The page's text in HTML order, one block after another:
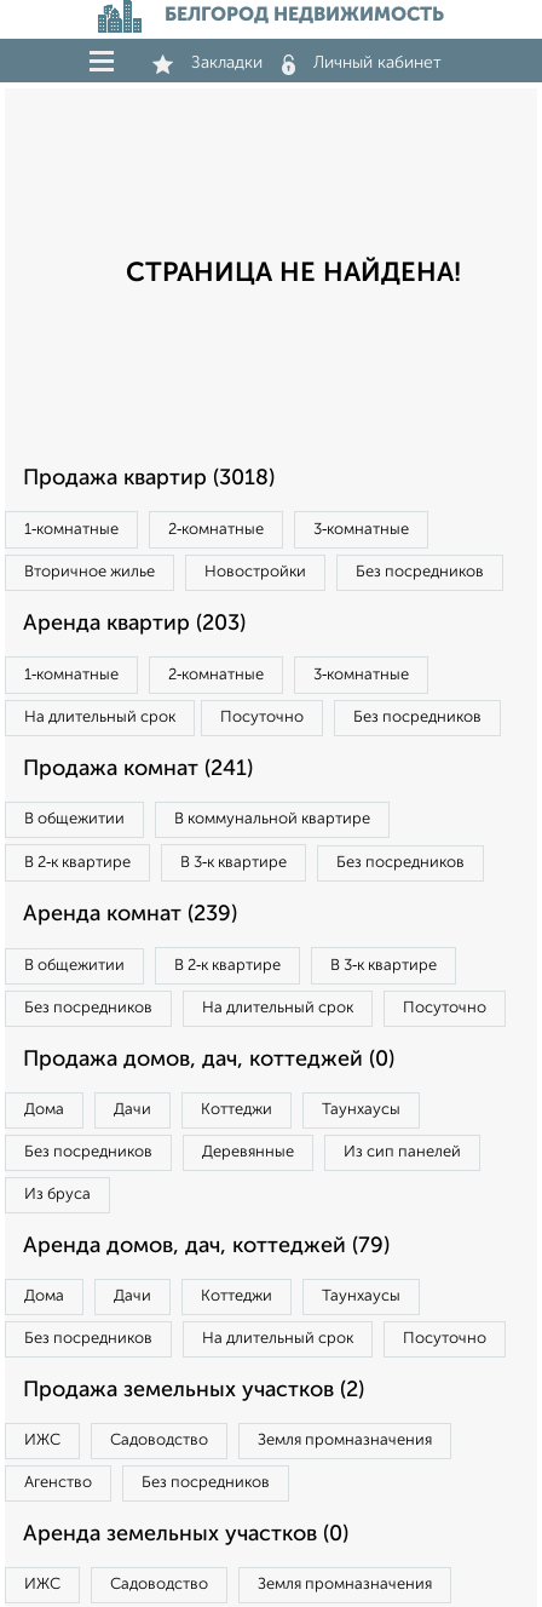
БЕЛГОРОД НЕДВИЖИМОСТЬ
Закладки Личный кабинет
СТРАНИЦА НЕ НАЙДЕНА!
Продажа квартир (3018)
1‑комнатные 2‑комнатные 3‑комнатные
Вторичное жилье Новостройки Без посредников
Аренда квартир (203)
1‑комнатные 2‑комнатные 3‑комнатные
На длительный срок Посуточно Без посредников
Продажа комнат (241)
В общежитии В коммунальной квартире
В 2‑к квартире В 3‑к квартире Без посредников
Аренда комнат (239)
В общежитии В 2‑к квартире В 3‑к квартире
Без посредников На длительный срок Посуточно
Продажа домов, дач, коттеджей (0)
Дома Дачи Коттеджи Таунхаусы
Без посредников Деревянные Из сип панелей
Из бруса
Аренда домов, дач, коттеджей (79)
Дома Дачи Коттеджи Таунхаусы
Без посредников На длительный срок Посуточно
Продажа земельных участков (2)
ИЖС Садоводство Земля промназначения
Агенство Без посредников
Аренда земельных участков (0)
ИЖС Садоводство Земля промназначения